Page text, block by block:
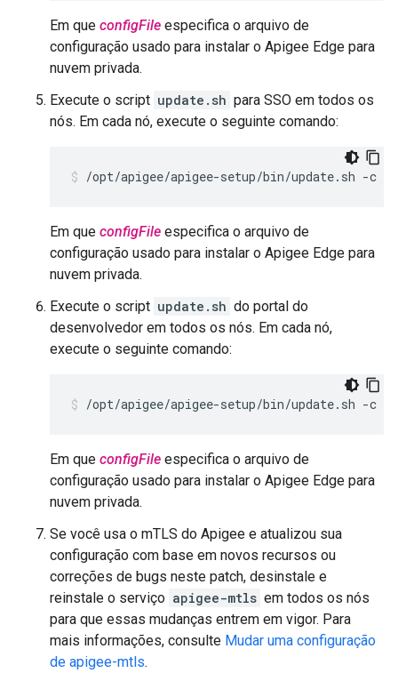
Em que configFile especifica o arquivo de
configuração usado para instalar o Apigee Edge para
nuvem privada.
Execute o script update.sh para SSO em todos os
nós. Em cada nó, execute o seguinte comando:
/opt/apigee/apigee-setup/bin/update.sh -c
Em que configFile especifica o arquivo de
configuração usado para instalar o Apigee Edge para
nuvem privada.
Execute o script update.sh do portal do
desenvolvedor em todos os nós. Em cada nó,
execute o seguinte comando:
/opt/apigee/apigee-setup/bin/update.sh -c
Em que configFile especifica o arquivo de
configuração usado para instalar o Apigee Edge para
nuvem privada.
Se você usa o mTLS do Apigee e atualizou sua
configuração com base em novos recursos ou
correções de bugs neste patch, desinstale e
reinstale o serviço apigee-mtls em todos os nós
para que essas mudanças entrem em vigor. Para
mais informações, consulte Mudar uma configuração
de apigee-mtls.